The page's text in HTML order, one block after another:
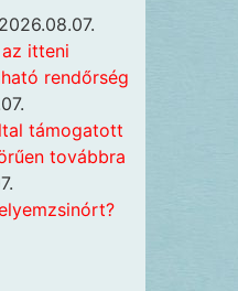
2026.08.07.
itteni
rendőrség
támogatott
továbbra